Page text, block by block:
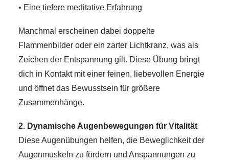
• Eine tiefere meditative Erfahrung
Manchmal erscheinen dabei doppelte
Flammenbilder oder ein zarter Lichtkranz, was als
Zeichen der Entspannung gilt. Diese Übung bringt
dich in Kontakt mit einer feinen, liebevollen Energie
und öffnet das Bewusstsein für größere
Zusammenhänge.
2. Dynamische Augenbewegungen für Vitalität
Diese Augenübungen helfen, die Beweglichkeit der
Augenmuskeln zu fördern und Anspannungen zu